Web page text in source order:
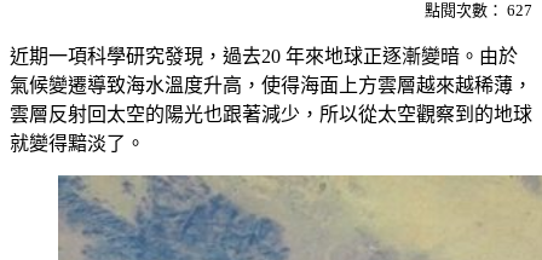
點閱次數： 627
近期一項科學研究發現，過去20 年來地球正逐漸變暗。由於
氣候變遷導致海水溫度升高，使得海面上方雲層越來越稀薄，
雲層反射回太空的陽光也跟著減少，所以從太空觀察到的地球
就變得黯淡了。